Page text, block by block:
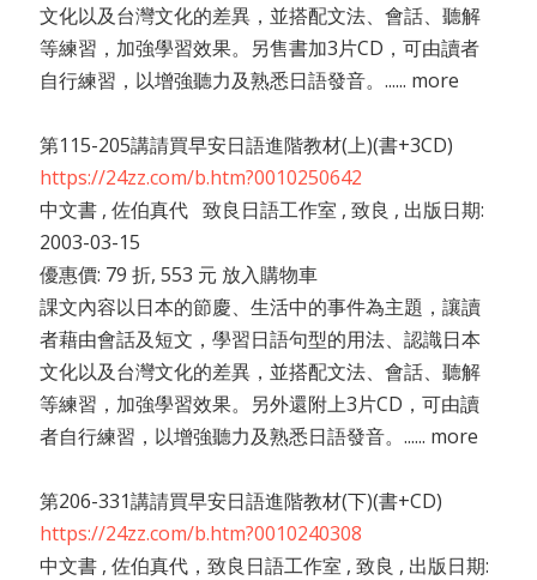
文化以及台灣文化的差異，並搭配文法、會話、聽解
等練習，加強學習效果。另售書加3片CD，可由讀者
自行練習，以增強聽力及熟悉日語發音。...... more
第115-205講請買早安日語進階教材(上)(書+3CD)
https://24zz.com/b.htm?0010250642
中文書 , 佐伯真代 致良日語工作室 , 致良 , 出版日期:
2003-03-15
優惠價: 79 折, 553 元 放入購物車
課文內容以日本的節慶、生活中的事件為主題，讓讀
者藉由會話及短文，學習日語句型的用法、認識日本
文化以及台灣文化的差異，並搭配文法、會話、聽解
等練習，加強學習效果。另外還附上3片CD，可由讀
者自行練習，以增強聽力及熟悉日語發音。...... more
第206-331講請買早安日語進階教材(下)(書+CD)
https://24zz.com/b.htm?0010240308
中文書 , 佐伯真代，致良日語工作室 , 致良 , 出版日期: